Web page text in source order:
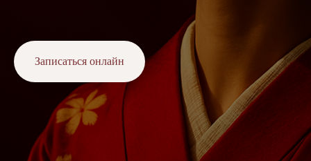
Записаться онлайн